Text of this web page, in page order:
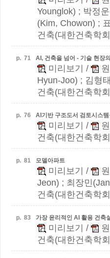
Younglok) ; 박정
(Kim, Chowon) ;
건축(대한건축학
p. 71 AI, 건축을 넘어 - 기술 현장
미리보기 /
Hyun-Joo) ; 김형
건축(대한건축학
p. 76 AI기반 구조도서 검토시스
미리보기 /
건축(대한건축학
p. 81 모델아파트
미리보기 /
Jeon) ; 최장민
건축(대한건축학
p. 83 가장 윤리적인 AI 활용 건축
미리보기 /
건축(대한건축학